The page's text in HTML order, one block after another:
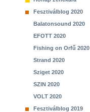
Fesztiválblog 2020
Balatonsound 2020
EFOTT 2020
Fishing on Orfű 2020
Strand 2020
Sziget 2020
SZIN 2020
VOLT 2020
Fesztiválblog 2019